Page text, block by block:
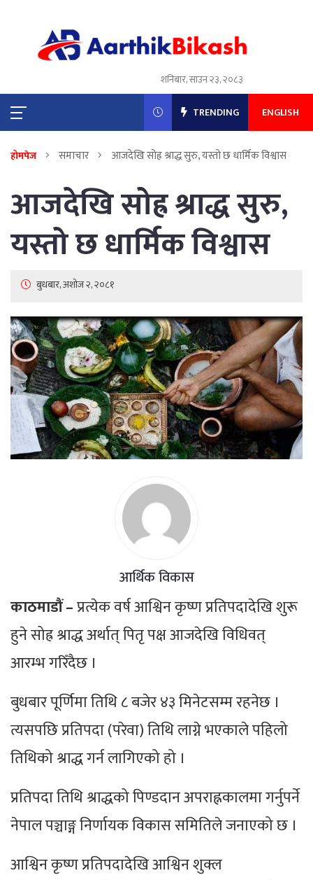
शनिबार, साउन २३, २०८३
TRENDING ENGLISH
होमपेज समाचार आजदेखि सोह्र श्राद्ध सुरु, यस्तो छ धार्मिक विश्वास
आजदेखि सोह्र श्राद्ध सुरु,
यस्तो छ धार्मिक विश्वास
बुधबार, अशोज २, २०८१
आर्थिक विकास
काठमाडौं –प्रत्येक वर्ष आश्विन कृष्ण प्रतिपदादेखि शुरू
हुने सोह्र श्राद्ध अर्थात् पितृ पक्ष आजदेखि विधिवत्
आरम्भ गरिँदैछ ।
बुधबार पूर्णिमा तिथि ८ बजेर ४३ मिनेटसम्म रहनेछ ।
त्यसपछि प्रतिपदा (परेवा) तिथि लाग्ने भएकाले पहिलो
तिथिको श्राद्ध गर्न लागिएको हो ।
प्रतिपदा तिथि श्राद्धको पिण्डदान अपराह्नकालमा गर्नुपर्ने
नेपाल पञ्चाङ्ग निर्णायक विकास समितिले जनाएको छ ।
आश्विन कृष्ण प्रतिपदादेखि आश्विन शुक्ल